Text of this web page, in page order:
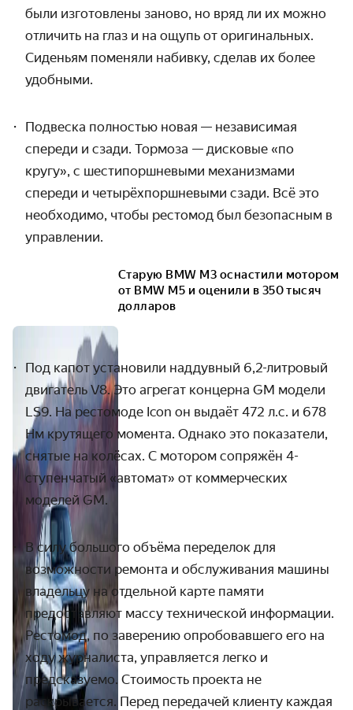
были изготовлены заново, но вряд ли их можно
отличить на глаз и на ощупь от оригинальных.
Сиденьям поменяли набивку, сделав их более
удобными.
Подвеска полностью новая — независимая
спереди и сзади. Тормоза — дисковые «по
кругу», с шестипоршневыми механизмами
спереди и четырёхпоршневыми сзади. Всё это
необходимо, чтобы рестомод был безопасным в
управлении.
Старую BMW M3 оснастили мотором
от BMW M5 и оценили в 350 тысяч
долларов
Под капот установили наддувный 6,2-литровый
двигательV8. Это агрегат концерна GM модели
LS9. На рестомоде Icon он выдаёт 472 л.с. и 678
Нм крутящего момента. Однако это показатели,
снятые на колёсах. С мотором сопряжён 4-
ступенчатый «автомат» от коммерческих
моделей GM.
В силу большого объёма переделок для
возможности ремонта и обслуживания машины
владельцу на отдельной карте памяти
предоставляют массу технической информации.
Рестомод, по заверению опробовавшего его на
ходу журналиста, управляется легко и
предсказуемо. Стоимость проекта не
раскрывается. Перед передачей клиенту каждая